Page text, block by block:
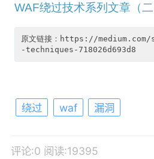
WAF绕过技术系列文章（二
原文链接：https://
绕过 waf 漏洞
评论:0 阅读:19395